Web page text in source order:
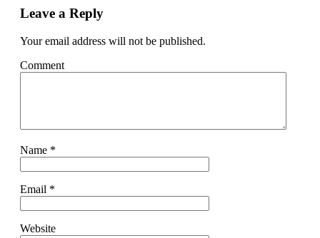
Leave a Reply
Your email address will not be published.
Comment
Name *
Email *
Website